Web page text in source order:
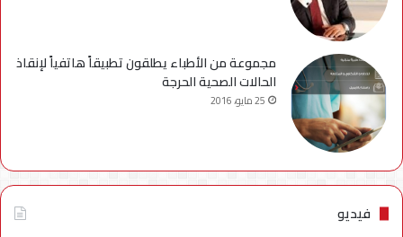
مجموعة من الأطباء يطلقون تطبيقاً هاتفياً لإنقاذ
الحالات الصحية الحرجة
25 مايو، 2016
فيديو